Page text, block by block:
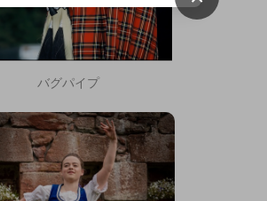
バグパイプ